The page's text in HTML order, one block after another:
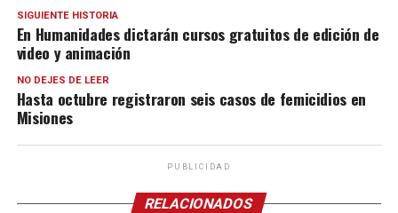
SIGUIENTE HISTORIA
En Humanidades dictarán cursos gratuitos de edición de
video y animación
NO DEJES DE LEER
Hasta octubre registraron seis casos de femicidios en
Misiones
PUBLICIDAD
RELACIONADOS